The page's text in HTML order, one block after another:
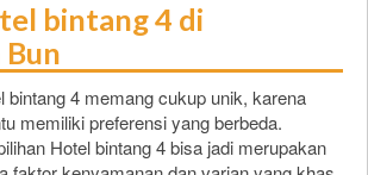
bintang 4 di
Bun
bintang 4 memang cukup unik, karena
memiliki preferensi yang berbeda.
Hotel bintang 4 bisa jadi merupakan